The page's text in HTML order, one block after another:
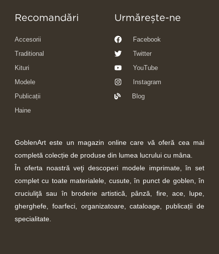
Recomandări
Accesorii
Traditional
Kituri
Modele
Publicații
Haine
Urmărește-ne
Facebook
Twitter
YouTube
Instagram
Blog
GoblenArt este un magazin online care vă oferă cea mai
completă colecție de produse din lumea lucrului cu mâna.
În oferta noastră veţi descoperi modele imprimate, în set
complet cu toate materialele, cusute, în punct de goblen, în
cruciuliţă sau în broderie artistică, pânză, fire, ace, lupe,
gherghefe, foarfeci, organizatoare, cataloage, publicații de
specialitate.